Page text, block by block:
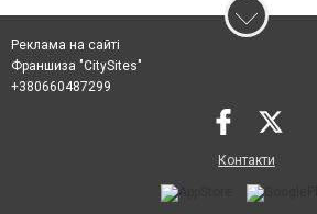
Реклама на сайті
Франшиза "CitySites"
+380660487299
Контакти